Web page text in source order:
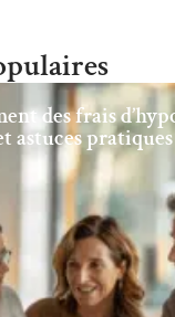
des frais
astuces pratiques